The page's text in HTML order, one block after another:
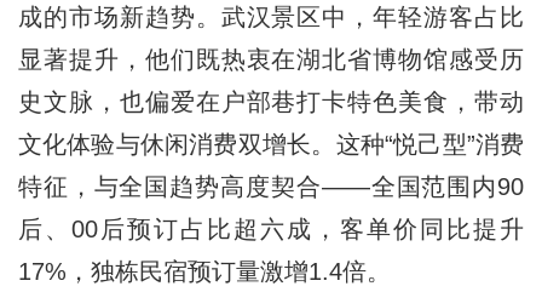
成的市场新趋势。武汉景区中，年轻游客占比
显著提升，他们既热衷在湖北省博物馆感受历
史文脉，也偏爱在户部巷打卡特色美食，带动
文化体验与休闲消费双增长。这种“悦己型”消费
特征，与全国趋势高度契合——全国范围内90
后、00后预订占比超六成，客单价同比提升
17%，独栋民宿预订量激增1.4倍。